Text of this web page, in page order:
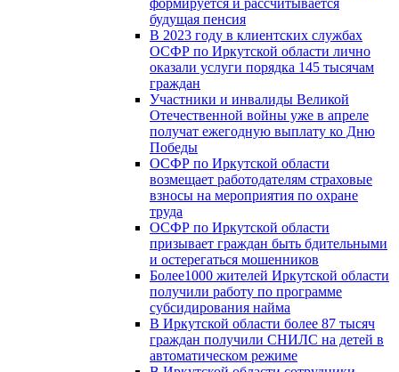
будущая пенсия
В 2023 году в клиентских службах
ОСФР по Иркутской области лично
оказали услуги порядка 145 тысячам
граждан
Участники и инвалиды Великой
Отечественной войны уже в апреле
получат ежегодную выплату ко Дню
Победы
ОСФР по Иркутской области
возмещает работодателям страховые
взносы на мероприятия по охране
труда
ОСФР по Иркутской области
призывает граждан быть бдительными
и остерегаться мошенников
Более1000 жителей Иркутской области
получили работу по программе
субсидирования найма
В Иркутской области более 87 тысяч
граждан получили СНИЛС на детей в
автоматическом режиме